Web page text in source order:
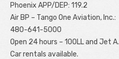
Phoenix APP/DEP: 119.2
Air BP – Tango One Aviation, Inc.:
480-641-5000
Open 24 hours – 100LL and Jet A.
Car rentals available.